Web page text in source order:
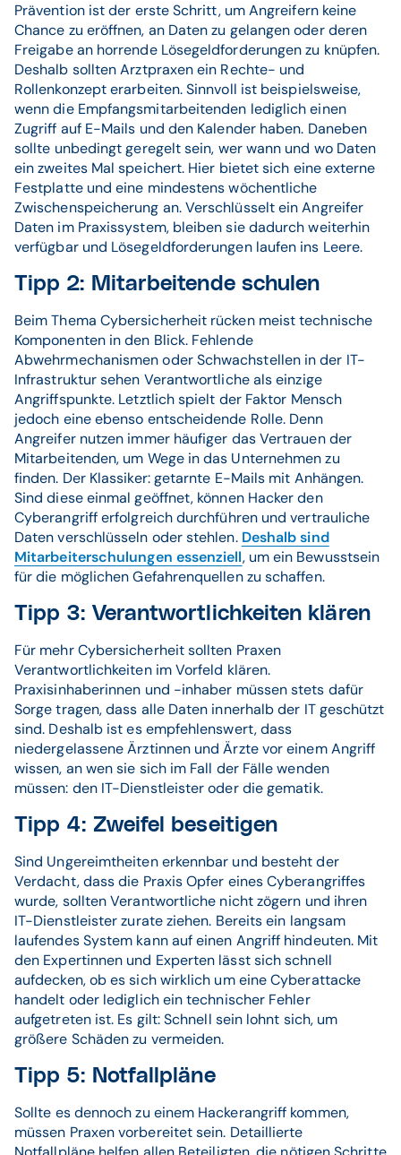
Prävention ist der erste Schritt, um Angreifern keine
Chance zu eröffnen, an Daten zu gelangen oder deren
Freigabe an horrende Lösegeldforderungen zu knüpfen.
Deshalb sollten Arztpraxen ein Rechte- und
Rollenkonzept erarbeiten. Sinnvoll ist beispielsweise,
wenn die Empfangsmitarbeitenden lediglich einen
Zugriff auf E-Mails und den Kalender haben. Daneben
sollte unbedingt geregelt sein, wer wann und wo Daten
ein zweites Mal speichert. Hier bietet sich eine externe
Festplatte und eine mindestens wöchentliche
Zwischenspeicherung an. Verschlüsselt ein Angreifer
Daten im Praxissystem, bleiben sie dadurch weiterhin
verfügbar und Lösegeldforderungen laufen ins Leere.
Tipp 2: Mitarbeitende schulen
Beim Thema Cybersicherheit rücken meist technische
Komponenten in den Blick. Fehlende
Abwehrmechanismen oder Schwachstellen in der IT-
Infrastruktur sehen Verantwortliche als einzige
Angriffspunkte. Letztlich spielt der Faktor Mensch
jedoch eine ebenso entscheidende Rolle. Denn
Angreifer nutzen immer häufiger das Vertrauen der
Mitarbeitenden, um Wege in das Unternehmen zu
finden. Der Klassiker: getarnte E-Mails mit Anhängen.
Sind diese einmal geöffnet, können Hacker den
Cyberangriff erfolgreich durchführen und vertrauliche
Daten verschlüsseln oder stehlen. Deshalb sind
Mitarbeiterschulungen essenziell, um ein Bewusstsein
für die möglichen Gefahrenquellen zu schaffen.
Tipp 3: Verantwortlichkeiten klären
Für mehr Cybersicherheit sollten Praxen
Verantwortlichkeiten im Vorfeld klären.
Praxisinhaberinnen und -inhaber müssen stets dafür
Sorge tragen, dass alle Daten innerhalb der IT geschützt
sind. Deshalb ist es empfehlenswert, dass
niedergelassene Ärztinnen und Ärzte vor einem Angriff
wissen, an wen sie sich im Fall der Fälle wenden
müssen: den IT-Dienstleister oder die gematik.
Tipp 4: Zweifel beseitigen
Sind Ungereimtheiten erkennbar und besteht der
Verdacht, dass die Praxis Opfer eines Cyberangriffes
wurde, sollten Verantwortliche nicht zögern und ihren
IT-Dienstleister zurate ziehen. Bereits ein langsam
laufendes System kann auf einen Angriff hindeuten. Mit
den Expertinnen und Experten lässt sich schnell
aufdecken, ob es sich wirklich um eine Cyberattacke
handelt oder lediglich ein technischer Fehler
aufgetreten ist. Es gilt: Schnell sein lohnt sich, um
größere Schäden zu vermeiden.
Tipp 5: Notfallpläne
Sollte es dennoch zu einem Hackerangriff kommen,
müssen Praxen vorbereitet sein. Detaillierte